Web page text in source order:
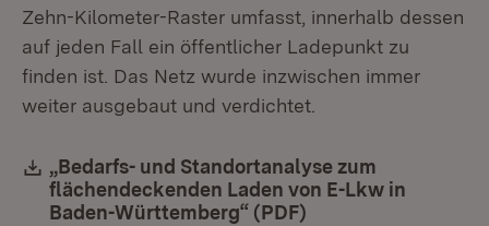
Zehn-Kilometer-Raster umfasst, innerhalb dessen
auf jeden Fall ein öffentlicher Ladepunkt zu
finden ist. Das Netz wurde inzwischen immer
weiter ausgebaut und verdichtet.
Download:
„Bedarfs- und Standortanalyse zum
flächendeckenden Laden von E-Lkw in
Baden-Württemberg“ (PDF)